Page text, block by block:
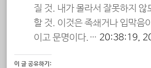
질 것. 내가 몰라서 잘못하지 않
할 것. 이것은 족쇄거나 입막음
이고 문명이다.… 20:38:19,
이 글 공유하기: